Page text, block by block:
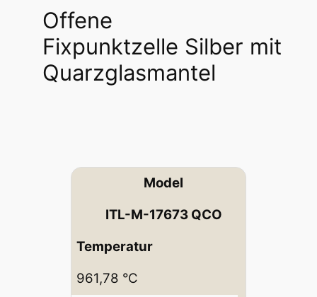
Offene
Fixpunktzelle Silber mit
Quarzglasmantel
Model
ITL-M-17673 QCO
Temperatur
961,78 °C